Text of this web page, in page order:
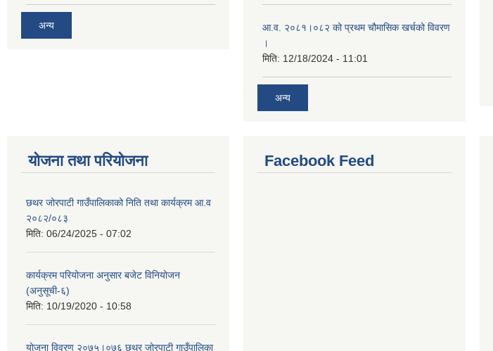
अन्य
आ.व. २०८१।०८२ को प्रथम चौमासिक खर्चको विवरण
।
मिति: 12/18/2024 - 11:01
अन्य
योजना तथा परियोजना
छथर जोरपाटी गाउँपालिकाको निति तथा कार्यक्रम आ.व
२०८२/०८३
मिति: 06/24/2025 - 07:02
कार्यक्रम परियोजना अनुसार बजेट विनियोजन
(अनुसूची-६)
मिति: 10/19/2020 - 10:58
योजना विवरण २०७५।०७६ छथर जोरपाटी गाउँपालिका
Facebook Feed